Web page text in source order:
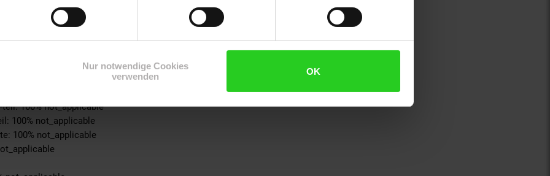
Nur notwendige Cookies
verwenden
OK
100% not_applicable
not_applicable
100% not_applicable
100% not_applicable
100% not_applicable
100% not_applicable